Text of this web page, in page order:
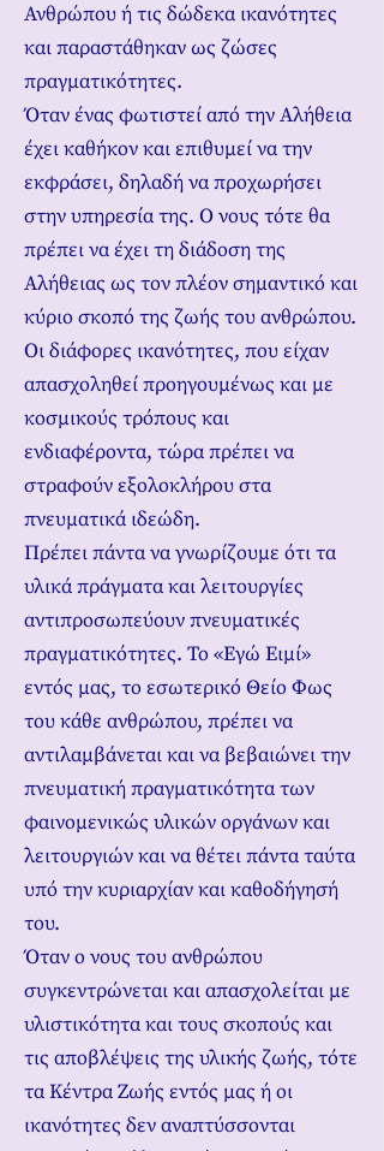
Ανθρώπου ή τις δώδεκα ικανότητες
και παραστάθηκαν ως ζώσες
πραγματικότητες.
Όταν ένας φωτιστεί από την Αλήθεια
έχει καθήκον και επιθυμεί να την
εκφράσει, δηλαδή να προχωρήσει
στην υπηρεσία της. Ο νους τότε θα
πρέπει να έχει τη διάδοση της
Αλήθειας ως τον πλέον σημαντικό και
κύριο σκοπό της ζωής του ανθρώπου.
Οι διάφορες ικανότητες, που είχαν
απασχοληθεί προηγουμένως και με
κοσμικούς τρόπους και
ενδιαφέροντα, τώρα πρέπει να
στραφούν εξολοκλήρου στα
πνευματικά ιδεώδη.
Πρέπει πάντα να γνωρίζουμε ότι τα
υλικά πράγματα και λειτουργίες
αντιπροσωπεύουν πνευματικές
πραγματικότητες. Το «Εγώ Ειμί»
εντός μας, το εσωτερικό Θείο Φως
του κάθε ανθρώπου, πρέπει να
αντιλαμβάνεται και να βεβαιώνει την
πνευματική πραγματικότητα των
φαινομενικώς υλικών οργάνων και
λειτουργιών και να θέτει πάντα ταύτα
υπό την κυριαρχίαν και καθοδήγησή
του.
Όταν ο νους του ανθρώπου
συγκεντρώνεται και απασχολείται με
υλιστικότητα και τους σκοπούς και
τις αποβλέψεις της υλικής ζωής, τότε
τα Κέντρα Ζωής εντός μας ή οι
ικανότητες δεν αναπτύσσονται